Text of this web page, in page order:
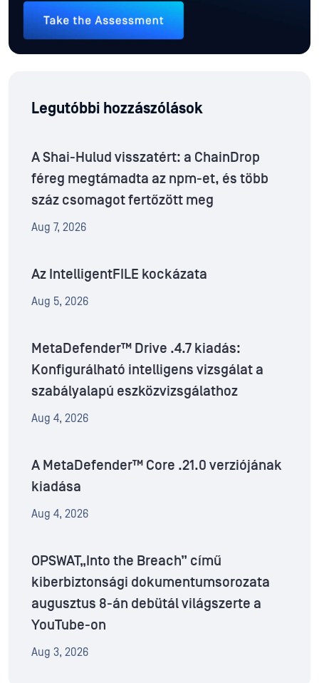
Legutóbbi hozzászólások
A Shai-Hulud visszatért: a ChainDrop
féreg megtámadta az npm-et, és több
száz csomagot fertőzött meg
Aug 7, 2026
Az IntelligentFILE kockázata
Aug 5, 2026
MetaDefender™ Drive .4.7 kiadás:
Konfigurálható intelligens vizsgálat a
szabályalapú eszközvizsgálathoz
Aug 4, 2026
A MetaDefender™ Core .21.0 verziójának
kiadása
Aug 4, 2026
OPSWAT„Into the Breach” című
kiberbiztonsági dokumentumsorozata
augusztus 8-án debütál világszerte a
YouTube-on
Aug 3, 2026